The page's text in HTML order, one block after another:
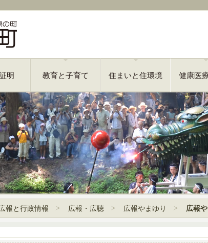
明 教育と子育て 住まいと住環境 健康医
報と行政情報 広報・広聴 広報やまゆり 広報